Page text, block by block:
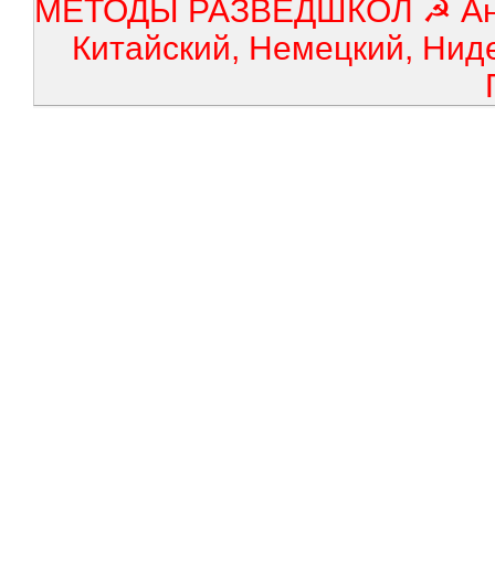
МЕТОДЫ РАЗВЕДШКОЛ ☭
Китайский, Немецкий,